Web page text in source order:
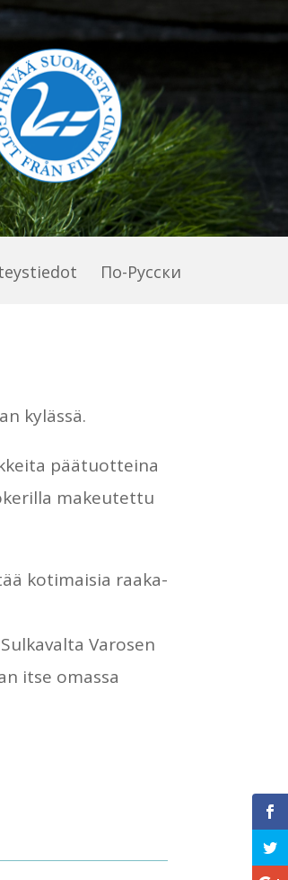
По-Pусски
kylässä.
päätuotteina
makeutettu
kotimaisia raaka-
Sulkavalta Varosen
itse omassa